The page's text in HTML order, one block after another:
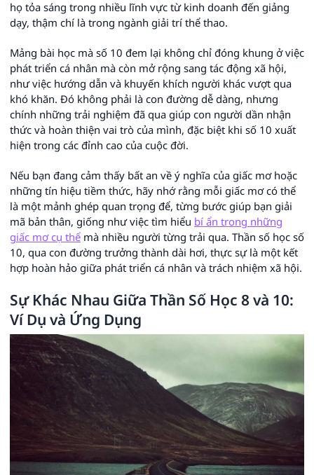
họ tỏa sáng trong nhiều lĩnh vực từ kinh doanh đến giảng
dạy, thậm chí là trong ngành giải trí thể thao.
Mảng bài học mà số 10 đem lại không chỉ đóng khung ở việc
phát triển cá nhân mà còn mở rộng sang tác động xã hội,
như việc hướng dẫn và khuyến khích người khác vượt qua
khó khăn. Đó không phải là con đường dễ dàng, nhưng
chính những trải nghiệm đã qua giúp con người dần nhận
thức và hoàn thiện vai trò của mình, đặc biệt khi số 10 xuất
hiện trong các đỉnh cao của cuộc đời.
Nếu bạn đang cảm thấy bất an về ý nghĩa của giấc mơ hoặc
những tín hiệu tiềm thức, hãy nhớ rằng mỗi giấc mơ có thể
là một mảnh ghép quan trọng để, từng bước giúp bạn giải
mã bản thân, giống như việc tìm hiểu bí ẩn trong những
giấc mơ cụ thể mà nhiều người từng trải qua. Thần số học số
10, qua con đường trưởng thành dài hơi, thực sự là một kết
hợp hoàn hảo giữa phát triển cá nhân và trách nhiệm xã hội.
Sự Khác Nhau Giữa Thần Số Học 8 và 10:
Ví Dụ và Ứng Dụng